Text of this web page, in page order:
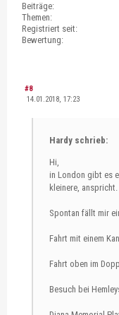
Beiträge:
Themen:
Registriert seit:
Bewertung:
#8
14.01.2018, 17:23
Hardy schrieb:
Hi,
in London gibt es
kleinere, anspricht.
Spontan fällt mir
Fahrt mit einem
Fahrt oben im
Besuch bei